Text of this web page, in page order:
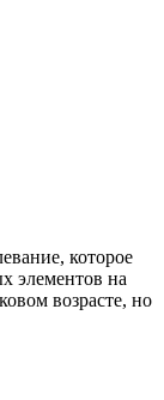
которое
элементов на
возрасте, но